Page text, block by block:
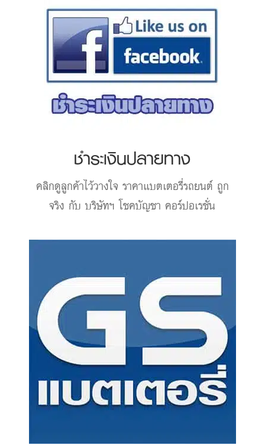
ชำระเงินปลายทาง
คลิกดูลูกค้าไว้วางใจ ราคาแบตเตอรี่รถยนต์ถูก
จริง กับ บริษัทฯ โชคบัญชา คอร์ปอเรชั่น